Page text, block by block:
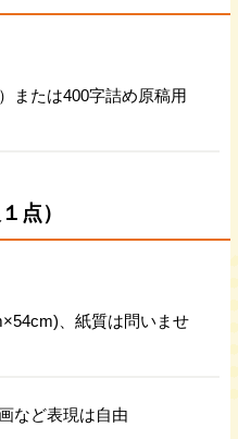
または400字詰め原稿用
点）
、紙質は問いませ
など表現は自由